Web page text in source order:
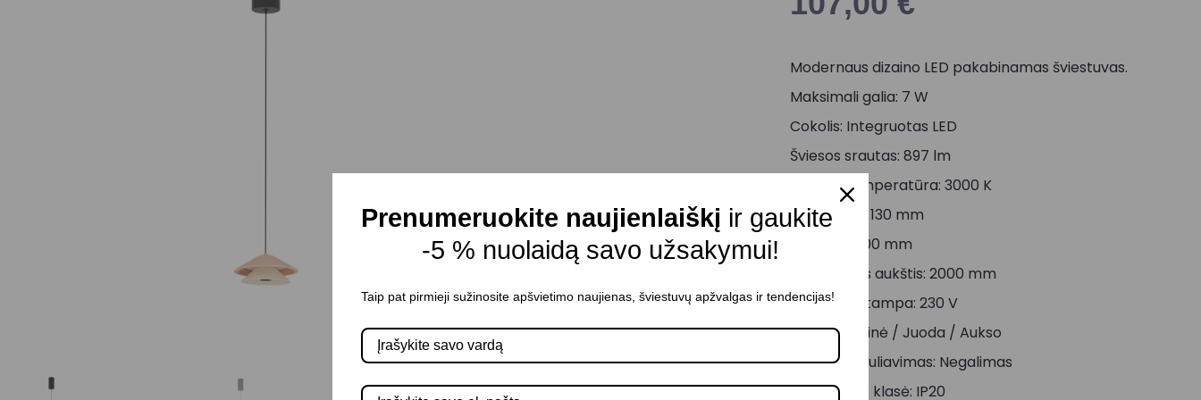
Modernaus dizaino LED pakabinamas šviestuvas.
Maksimali galia: 7 W
Cokolis: Integruotas LED
Šviesos srautas: 897 lm
Šviesos temperatūra: 3000 K
Diametras: 130 mm
Aukštis: 2000 mm
Maksimalus aukštis: 2000 mm
Maitinimo įtampa: 230 V
Spalva: Rožinė / Juoda / Aukso
Šviesos reguliavimas: Negalimas
Atsparumo klasė: IP20
Prenumeruokite naujienlaiškį ir gaukite
-5 % nuolaidą savo užsakymui!
Taip pat pirmieji sužinosite apšvietimo naujienas, šviestuvų apžvalgas ir tendencijas!